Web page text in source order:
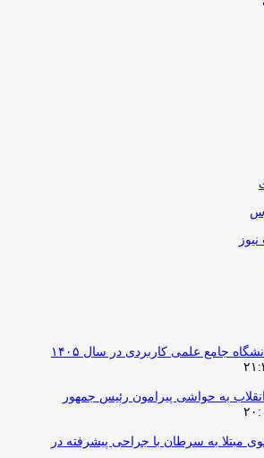
جامع علمی کاربردی در سال ۱۴۰۵
به حواشی پیرامون رئیس جمهور
مبتلا به سرطان با جراحی پیشرفته در